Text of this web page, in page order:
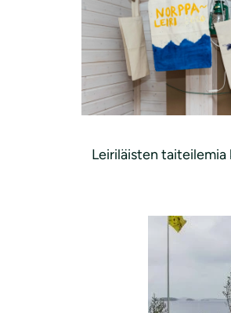
Leiriläisten taiteilemia